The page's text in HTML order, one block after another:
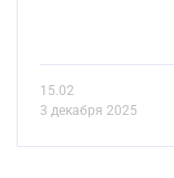
15.02
3 декабря 2025